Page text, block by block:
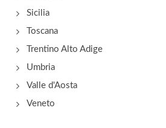
Sicilia
Toscana
Trentino Alto Adige
Umbria
Valle d'Aosta
Veneto